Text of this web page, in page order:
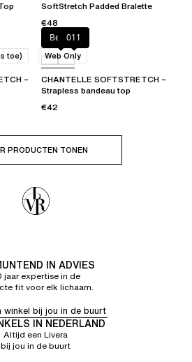
SoftStretch Padded Bralette
€48
–
toe)
Beige011
CHANTELLE SOFTSTRETCH –
Strapless bandeau top
€42
Web Only
PRODUCTEN TONEN
IN ADVIES
jaar expertise in de
fit voor elk lichaam.
winkel bij jou in de buurt
IN NEDERLAND
Altijd een Livera
bij jou in de buurt